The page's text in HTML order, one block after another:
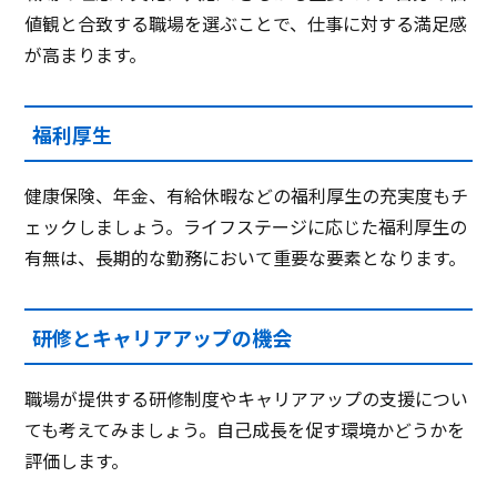
値観と合致する職場を選ぶことで、仕事に対する満足感
が高まります。
福利厚生
健康保険、年金、有給休暇などの福利厚生の充実度もチ
ェックしましょう。ライフステージに応じた福利厚生の
有無は、長期的な勤務において重要な要素となります。
研修とキャリアアップの機会
職場が提供する研修制度やキャリアアップの支援につい
ても考えてみましょう。自己成長を促す環境かどうかを
評価します。